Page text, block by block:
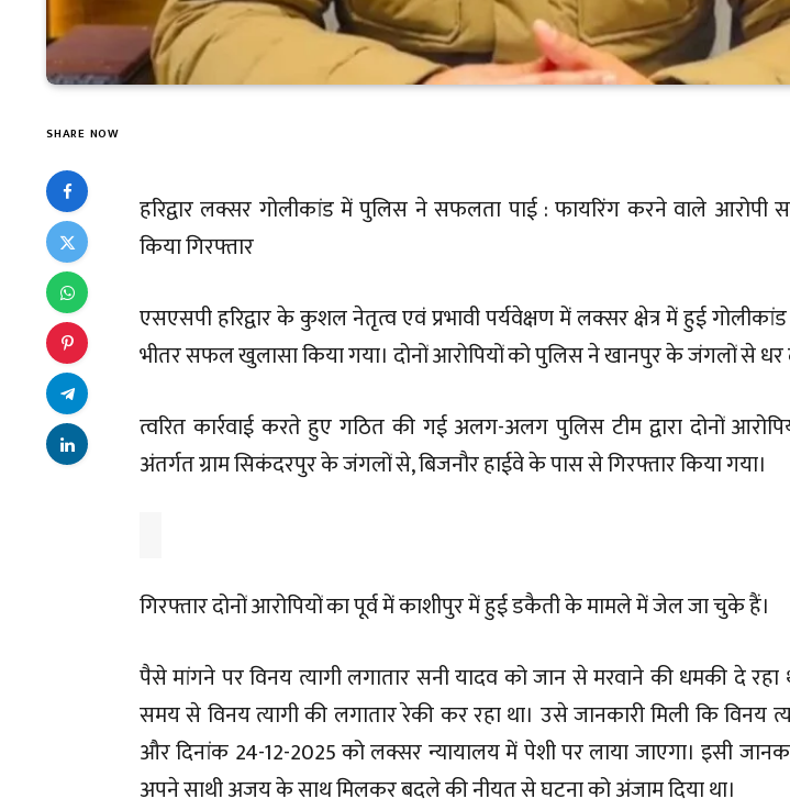
SHARE NOW
हरिद्वार लक्सर गोलीकांड में पुलिस ने सफलता पाई : फायरिंग करने वाले आरोपी
किया गिरफ्तार
एसएसपी हरिद्वार के कुशल नेतृत्व एवं प्रभावी पर्यवेक्षण में लक्सर क्षेत्र में हुई
भीतर सफल खुलासा किया गया। दोनों आरोपियों को पुलिस ने खानपुर के जंगलों से धर
त्वरित कार्रवाई करते हुए गठित की गई अलग-अलग पुलिस टीम द्वारा दोनों
अंतर्गत ग्राम सिकंदरपुर के जंगलों से, बिजनौर हाईवे के पास से गिरफ्तार किया गया।
गिरफ्तार दोनों आरोपियों का पूर्व में काशीपुर में हुई डकैती के मामले में जेल जा चुके हैं।
पैसे मांगने पर विनय त्यागी लगातार सनी यादव को जान से मरवाने की धमकी दे रहा
समय से विनय त्यागी की लगातार रेकी कर रहा था। उसे जानकारी मिली कि विनय
और दिनांक 24-12-2025 को लक्सर न्यायालय में पेशी पर लाया जाएगा। इसी
अपने साथी अजय के साथ मिलकर बदले की नीयत से घटना को अंजाम दिया था।